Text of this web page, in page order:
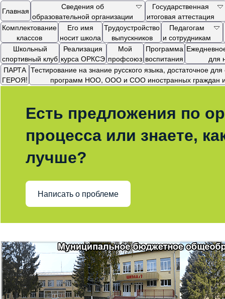
Главная
Сведения об
образовательной организации
Государственная
итоговая аттестация
Комплектование
классов
Его имя
носит школа
Трудоустройство
выпускников
Педагогам
и сотрудникам
Школьный
спортивный клуб
Реализация
курса ОРКСЭ
Мой
профсоюз
Программа
воспитания
для
ПАРТА
ГЕРОЯ!
Тестирование на знание русского языка, достаточное
программ НОО, ООО и СОО иностранных граждан и
Есть предложения по
процесса или знаете,
лучше?
Написать о проблеме